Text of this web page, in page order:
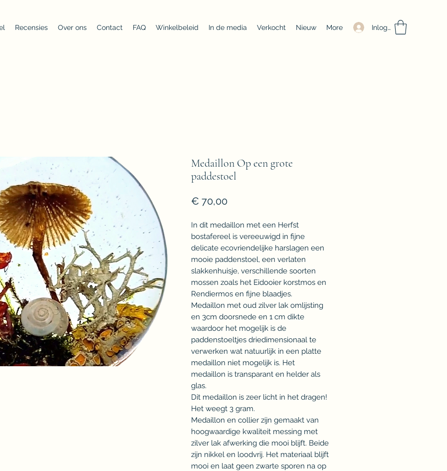
Recensies Over ons Contact FAQ Winkelbeleid In de media Verkocht Nieuw More Inloggen
Medaillon Op een grote
paddestoel
€ 70,00Prijs
In dit medaillon met een Herfst
bostafereel is vereeuwigd in fijne
delicate ecovriendelijke harslagen een
mooie paddenstoel, een verlaten
slakkenhuisje, verschillende soorten
mossen zoals het Eidooier korstmos en
Rendiermos en fijne blaadjes.
Medaillon met oud zilver lak omlijsting
en 3cm doorsnede en 1 cm dikte
waardoor het mogelijk is de
paddenstoeltjes driedimensionaal te
verwerken wat natuurlijk in een platte
medaillon niet mogelijk is. Het
medaillon is transparant en helder als
glas.
Dit medaillon is zeer licht in het dragen!
Het weegt 3 gram.
Medaillon en collier zijn gemaakt van
hoogwaardige kwaliteit messing met
zilver lak afwerking die mooi blijft. Beide
zijn nikkel en loodvrij. Het materiaal blijft
mooi en laat geen zwarte sporen na op